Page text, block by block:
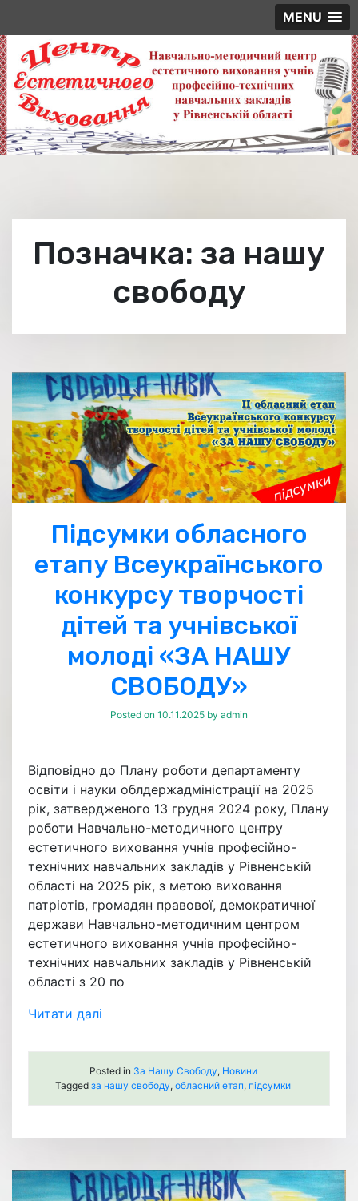
MENU
Skip
to
content
Позначка: за нашу
свободу
Підсумки обласного
етапу Всеукраїнського
конкурсу творчості
дітей та учнівської
молоді «ЗА НАШУ
СВОБОДУ»
Posted on 10.11.2025 by admin
Відповідно до Плану роботи департаменту
освіти і науки облдержадміністрації на 2025
рік, затвердженого 13 грудня 2024 року, Плану
роботи Навчально-методичного центру
естетичного виховання учнів професійно-
технічних навчальних закладів у Рівненській
області на 2025 рік, з метою виховання
патріотів, громадян правової, демократичної
держави Навчально-методичним центром
естетичного виховання учнів професійно-
технічних навчальних закладів у Рівненській
області з 20 по
Читати далі
Posted in За Нашу Свободу, Новини
Tagged за нашу свободу, обласний етап, підсумки